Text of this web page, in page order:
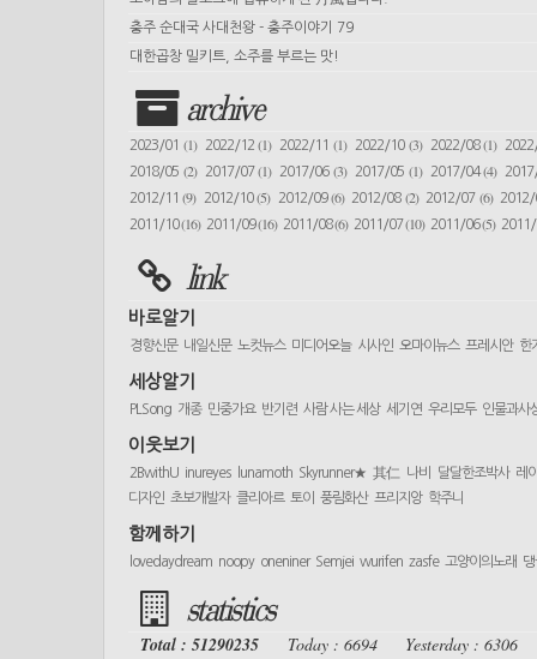
충주 순대국 사대천왕 - 충주이야기 79
대한곱창 밀키트, 소주를 부르는 맛!
archive
2023/01 (1) 2022/12(1) 2022/11(1) 2022/10 (3) 2022/08(1)
2018/05 (2) 2017/07(1) 2017/06(3) 2017/05 (1) 2017/04(4)
2012/11(9) 2012/10(5) 2012/09(6) 2012/08 (2) 2012/07 (6)
2011/10(16) 2011/09(16) 2011/08(6) 2011/07(10) 2011/06(5)
link
바로알기
경향신문 내일신문 노컷뉴스 미디어오늘 시사인 오마이뉴스 프레시안 한
세상알기
PLSong 개종 민중가요 반기련 사람 사는 세상 세기연 우리모두 인물과사
이웃보기
2BwithU inureyes lunamoth Skyrunner★ 其仁 나비 달달한조박사 레
디자인 초보개발자 클리아르 토이 풍림화산 프리지앙 학주니
함께하기
lovedaydream noopy oneniner Semjei wurifen zasfe 고양이의노래
statistics
Total : 51290235 Today : 6694 Yesterday : 6306